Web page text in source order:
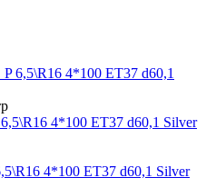
4*100 ET37 d60,1 Silver